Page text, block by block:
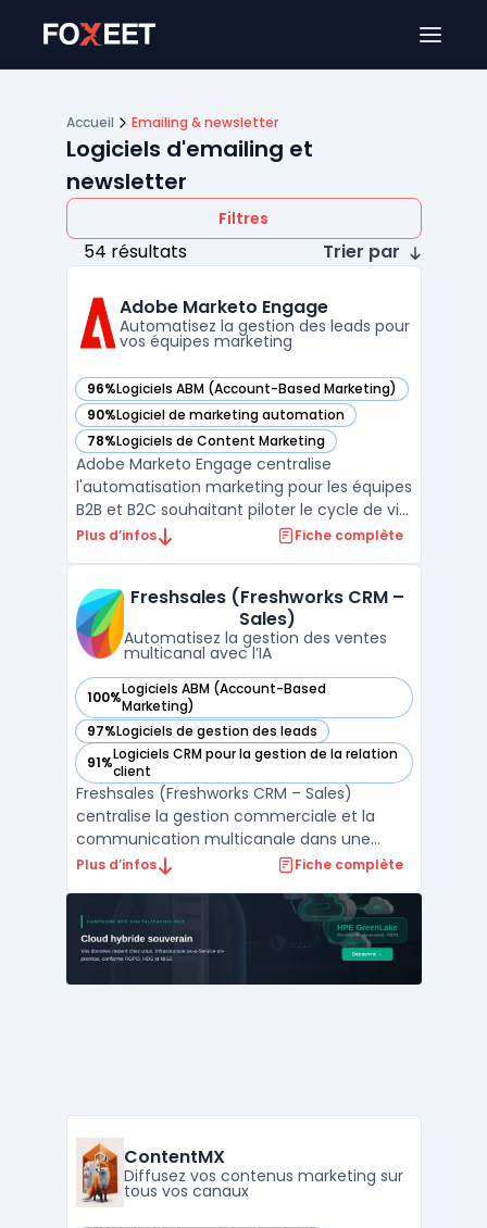
Accueil Emailing & newsletter
Logiciels d'emailing et
newsletter
Filtres
54 résultats Trier par
Adobe Marketo Engage
Automatisez la gestion des leads pour
vos équipes marketing
96%Logiciels ABM (Account-Based Marketing)
— voir Adobe Marketo Engage dans cette catégorie
90%Logiciel de marketing automation
— voir Adobe Marketo Engage dans cette catégorie
78%Logiciels de Content Marketing
— voir Adobe Marketo Engage dans cette catégorie
Adobe Marketo Engage centralise
l'automatisation marketing pour les équipes
B2B et B2C souhaitant piloter le cycle de vie
des clients depuis une même plateforme.
qualification des prospects tout en
connectant campagnes ...
Plus d’infos Fiche complète
Freshsales (Freshworks CRM –
Sales)
Automatisez la gestion des ventes
multicanal avec l’IA
100%Logiciels ABM (Account-Based
Marketing)
— voir Freshsales (Freshworks CRM – Sales) dans cette
97%Logiciels de gestion des leads
— voir Freshsales (Freshworks CRM – Sales) dans cette
91%Logiciels CRM pour la gestion de la relation
client
— voir Freshsales (Freshworks CRM – Sales) dans cette
Freshsales (Freshworks CRM – Sales)
centralise la gestion commerciale et la
communication multicanale dans une
interface organisée pour les équipes de
vente complet, depuis la génération du
pipeline commercial jusqu’au suivi avancé
des remontées clients, s’ad ...
Plus d’infos Fiche complète
ContentMX
Diffusez vos contenus marketing sur
tous vos canaux